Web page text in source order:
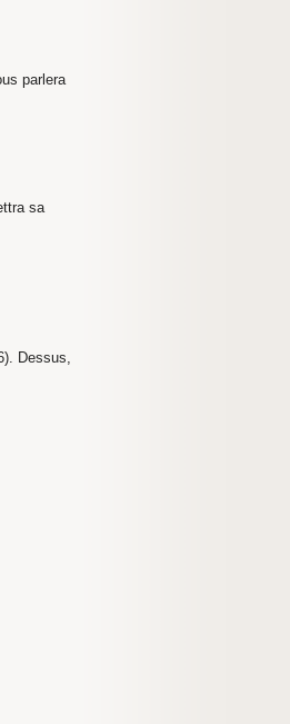
parlera
sa
Dessus,